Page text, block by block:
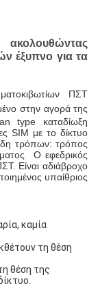
έξυπνο για τα
ΠΣΤ
στην αγορά της
type καταδίωξη
SIM με το δίκτυο
τρόπων: τρόπος
Ο εφεδρικός
Είναι αδιάβροχο
υπαίθριος
καμία
τη θέση
θέση της